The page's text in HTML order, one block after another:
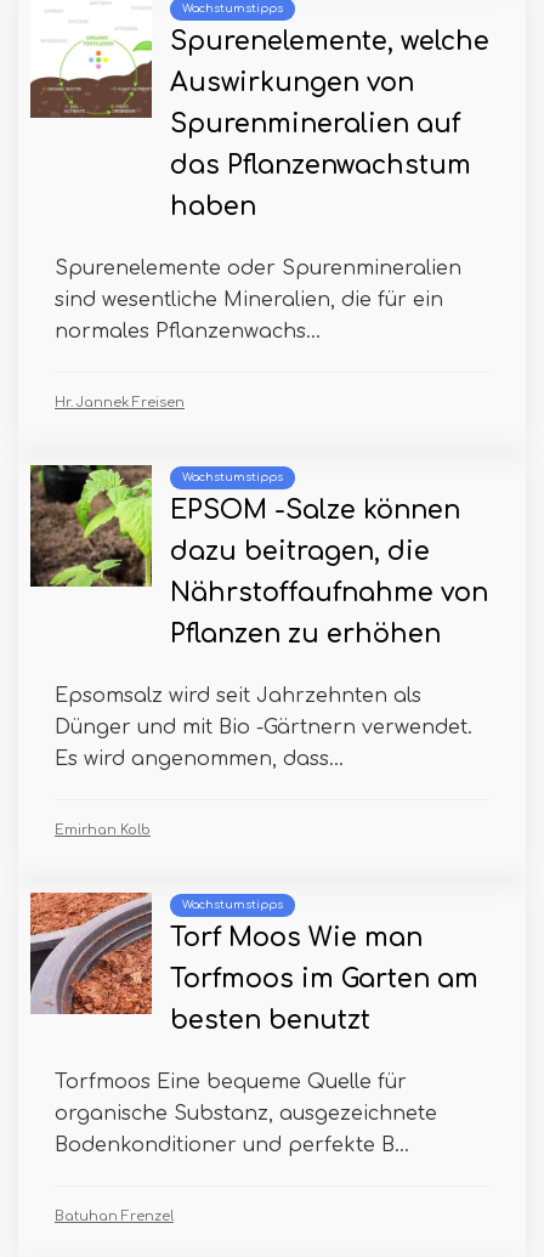
Wachstumstipps
Spurenelemente, welche
Auswirkungen von
Spurenmineralien auf
das Pflanzenwachstum
haben
Spurenelemente oder Spurenmineralien
sind wesentliche Mineralien, die für ein
normales Pflanzenwachs...
Hr. Jannek Freisen
Wachstumstipps
EPSOM -Salze können
dazu beitragen, die
Nährstoffaufnahme von
Pflanzen zu erhöhen
Epsomsalz wird seit Jahrzehnten als
Dünger und mit Bio -Gärtnern verwendet.
Es wird angenommen, dass...
Emirhan Kolb
Wachstumstipps
Torf Moos Wie man
Torfmoos im Garten am
besten benutzt
Torfmoos Eine bequeme Quelle für
organische Substanz, ausgezeichnete
Bodenkonditioner und perfekte B...
Batuhan Frenzel